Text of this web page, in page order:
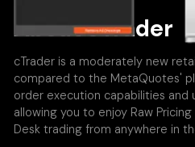
About cTrader
cTrader is a moderately new
compared to the MetaQuotes'
order execution capabilities
allowing you to enjoy Raw
Desk trading from anywhere in